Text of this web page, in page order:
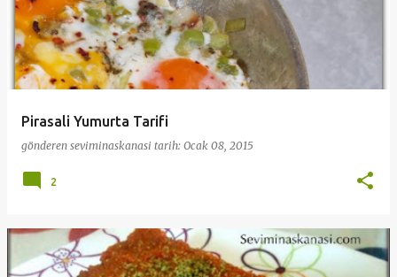
Pirasali Yumurta Tarifi
gönderen seviminaskanasi tarih: Ocak 08, 2015
2